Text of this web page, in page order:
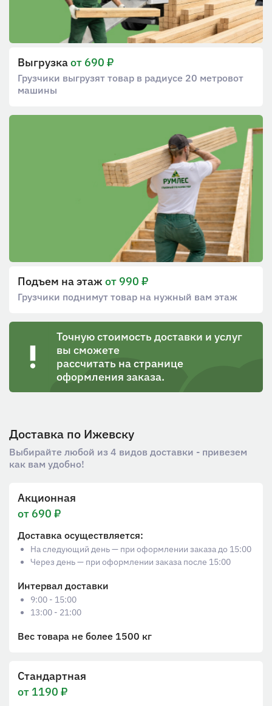
Выгрузкаот 690 ₽
Грузчики выгрузят товар в радиусе 20 метров от
машины
Подъем на этаж от 990 ₽
Грузчики поднимут товар на нужный вам этаж
Точную стоимость доставки и услуг
вы сможете
рассчитать на странице
оформления заказа.
Доставка по Ижевску
Выбирайте любой из 4 видов доставки - привезем
как вам удобно!
Акционная
от 690 ₽
Доставка осуществляется:
На следующий день — при оформлении заказа до 15:00
Через день — при оформлении заказа после 15:00
Интервал доставки
9:00 - 15:00
13:00 - 21:00
Вес товара не более 1500 кг
Стандартная
от 1190 ₽